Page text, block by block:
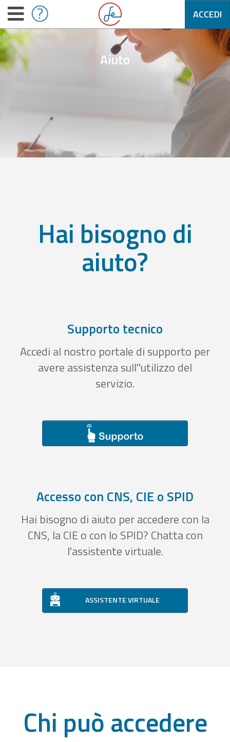
ACCEDI
Aiuto
Hai bisogno di
aiuto?
Supporto tecnico
Accedi al nostro portale di supporto per
avere assistenza sull''utilizzo del
servizio.
Accesso con CNS, CIE o SPID
Hai bisogno di aiuto per accedere con la
CNS, la CIE o con lo SPID? Chatta con
l'assistente virtuale.
ASSISTENTE VIRTUALE
Chi può accedere